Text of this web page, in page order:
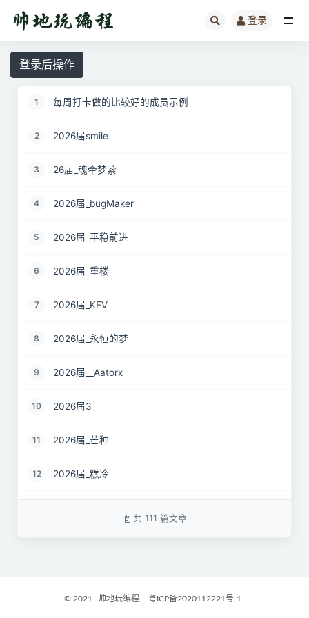
登录
登录后操作
1 每周打卡做的比较好的成员示例
2 2026届smile
3 26届_魂牵梦萦
4 2026届_bugMaker
5 2026届_平稳前进
6 2026届_重楼
7 2026届_KEV
8 2026届_永恒的梦
9 2026届__Aatorx
10 2026届3_
11 2026届_芒种
12 2026届_糕冷
共 111 篇文章
© 2021 帅地玩编程 粤ICP备2020112221号-1